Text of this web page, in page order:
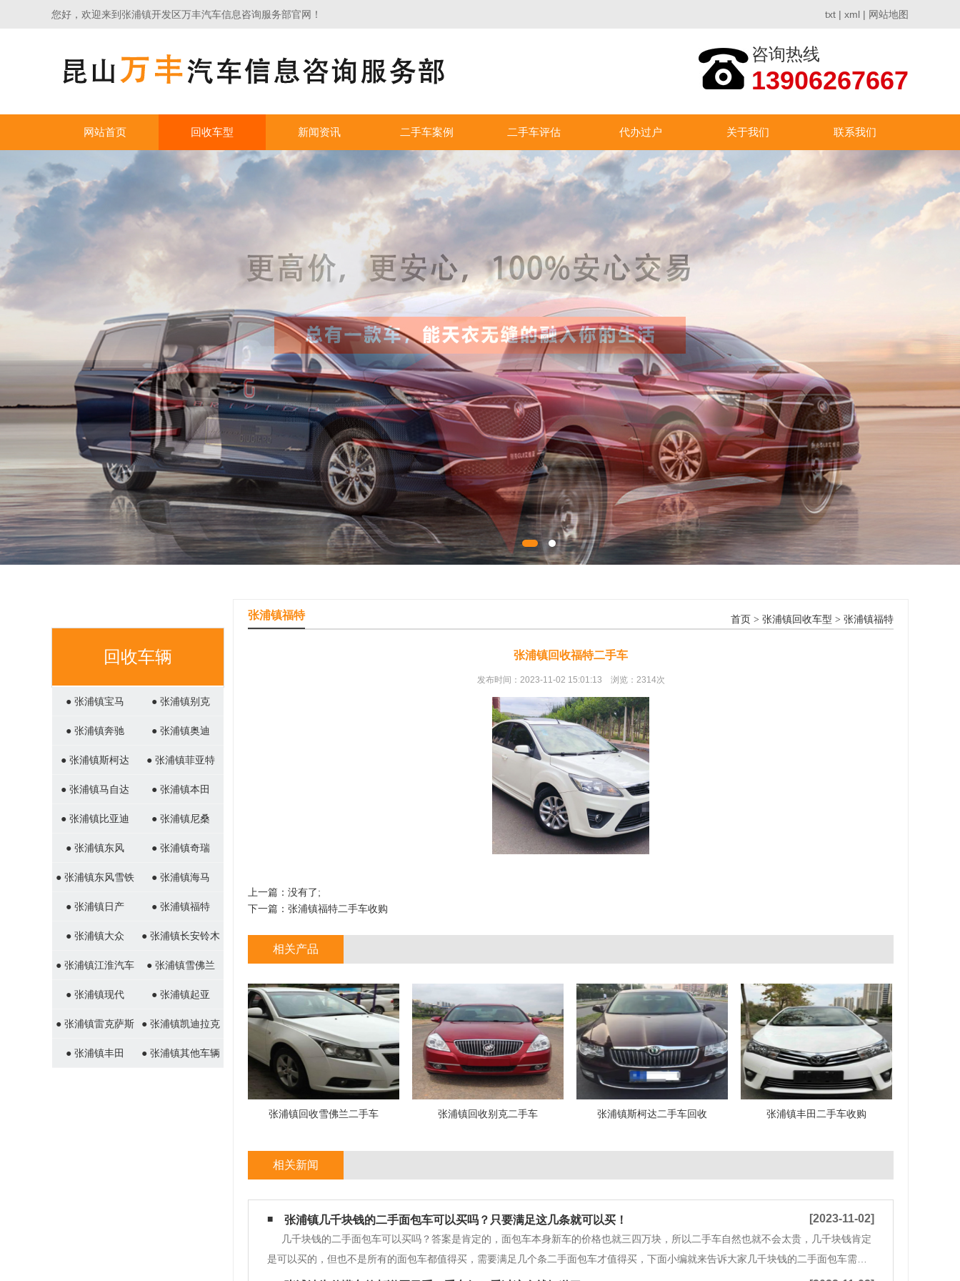
您好，欢迎来到张浦镇开发区万丰汽车信息咨询服务部官网！ txt | xml | 网站地图
咨询热线
13906267667
网站首页 回收车型 新闻资讯 二手车案例 二手车评估 代办过户 关于我们 联系我们
回收车辆
● 张浦镇宝马 ● 张浦镇别克
● 张浦镇奔驰 ● 张浦镇奥迪
● 张浦镇斯柯达 ● 张浦镇菲亚特
● 张浦镇马自达 ● 张浦镇本田
● 张浦镇比亚迪 ● 张浦镇尼桑
● 张浦镇东风 ● 张浦镇奇瑞
● 张浦镇东风雪铁
龙
● 张浦镇海马
● 张浦镇日产 ● 张浦镇福特
● 张浦镇大众 ● 张浦镇长安铃木
● 张浦镇江淮汽车 ● 张浦镇雪佛兰
● 张浦镇现代 ● 张浦镇起亚
● 张浦镇雷克萨斯 ● 张浦镇凯迪拉克
● 张浦镇丰田 ● 张浦镇其他车辆
张浦镇福特 首页 > 张浦镇回收车型 > 张浦镇福特
张浦镇回收福特二手车
发布时间：2023-11-02 15:01:13 浏览：2314次
上一篇：没有了;
下一篇： 张浦镇福特二手车收购
相关产品
张浦镇回收雪佛兰二手车 张浦镇回收别克二手车 张浦镇斯柯达二手车回收 张浦镇丰田二手车收购
相关新闻
张浦镇几千块钱的二手面包车可以买吗？只要满足这几条就可以买！ [2023-11-02]
几千块钱的二手面包车可以买吗？答案是肯定的，面包车本身新车的价格也就三四万块，所以二手车自然也就不会太贵，几千块钱肯定
是可以买的，但也不是所有的面包车都值得买，需要满足几个条二手面包车才值得买，下面小编就来告诉大家几千块钱的二手面包车需要